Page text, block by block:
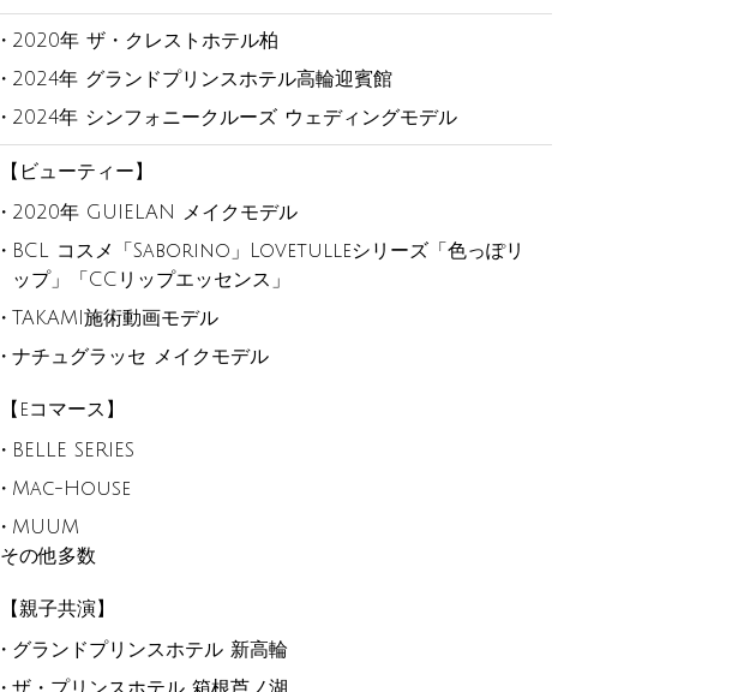
2020年 ザ・クレストホテル柏
2024年 グランドプリンスホテル高輪迎賓館
2024年 シンフォニークルーズ ウェディングモデル
【ビューティー】
2020年 GUIELAN メイクモデル
BCL コスメ「Saborino」Lovetulleシリーズ「色っぽリ
ップ」「CCリップエッセンス」
TAKAMI施術動画モデル
ナチュグラッセ メイクモデル
【eコマース】
BELLE SERIES
Mac-House
MUUM
その他多数
【親子共演】
グランドプリンスホテル 新高輪